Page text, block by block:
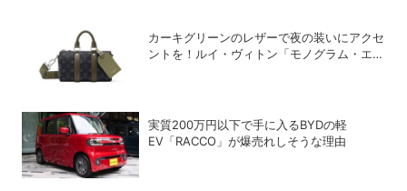
カーキグリーンのレザーで夜の装いにアクセ
ントを！ルイ・ヴィトン「モノグラム・エク
実質200万円以下で手に入るBYDの軽
EV「RACCO」が爆売れしそうな理由